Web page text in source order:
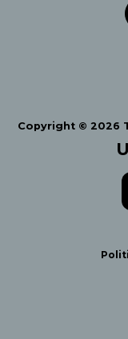
Copyright © 2026